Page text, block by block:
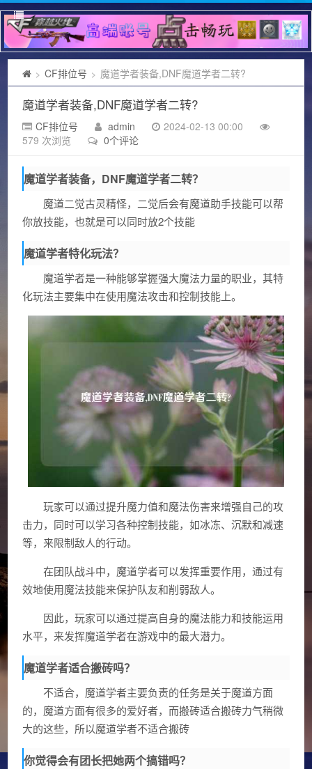
> CF排位号 > 魔道学者装备,DNF魔道学者二转?
魔道学者装备,DNF魔道学者二转?
CF排位号 admin
2024-02-13 00:00
579 次浏览
0个评论
魔道学者装备，DNF魔道学者二转？
魔道二觉古灵精怪，二觉后会有魔道助手技能可以帮
你放技能，也就是可以同时放2个技能
魔道学者特化玩法？
魔道学者是一种能够掌握强大魔法力量的职业，其特
化玩法主要集中在使用魔法攻击和控制技能上。
玩家可以通过提升魔力值和魔法伤害来增强自己的攻
击力，同时可以学习各种控制技能，如冰冻、沉默和减速
等，来限制敌人的行动。
在团队战斗中，魔道学者可以发挥重要作用，通过有
效地使用魔法技能来保护队友和削弱敌人。
因此，玩家可以通过提高自身的魔法能力和技能运用
水平，来发挥魔道学者在游戏中的最大潜力。
魔道学者适合搬砖吗？
不适合，魔道学者主要负责的任务是关于魔道方面
的，魔道方面有很多的爱好者，而搬砖适合搬砖力气稍微
大的这些，所以魔道学者不适合搬砖
你觉得会有团长把她两个搞错吗？